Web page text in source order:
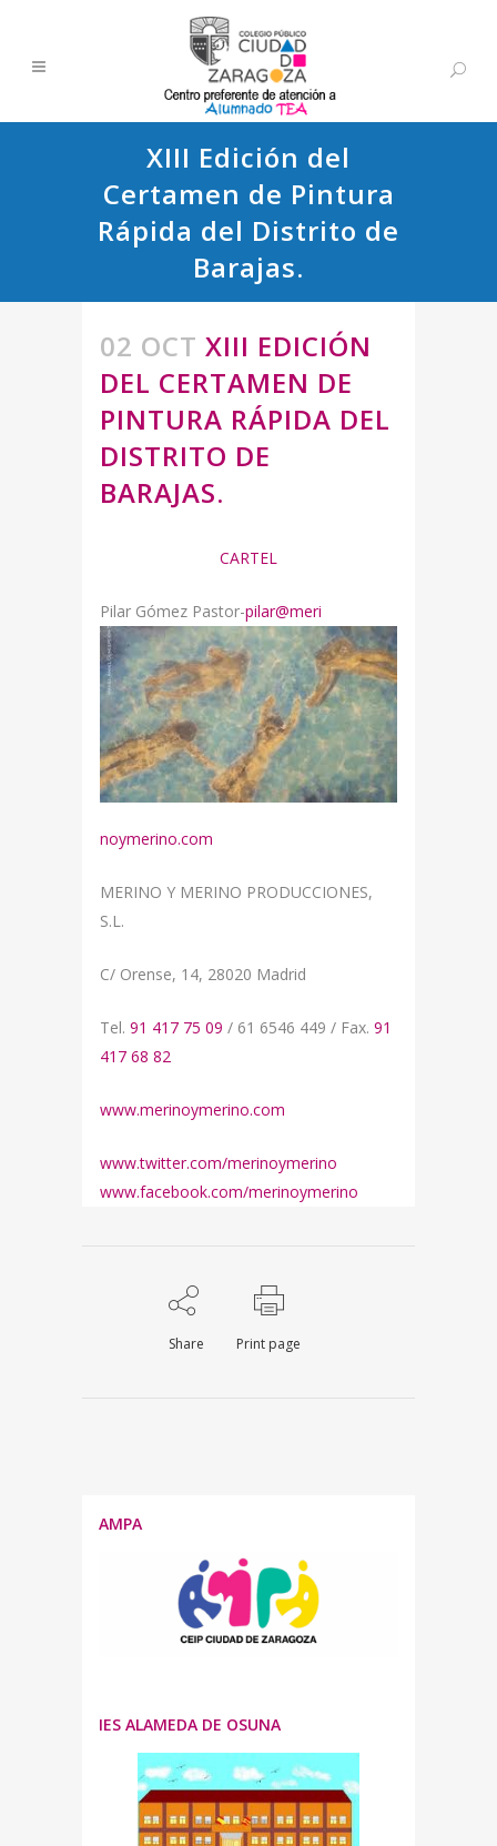
XIII Edición del
Certamen de Pintura
Rápida del Distrito de
Barajas.
02 OCT XIII EDICIÓN
DEL CERTAMEN DE
PINTURA RÁPIDA DEL
DISTRITO DE
BARAJAS.
CARTEL
Pilar Gómez Pastor-pilar@meri
noymerino.com
MERINO Y MERINO PRODUCCIONES,
S.L.
C/ Orense, 14, 28020 Madrid
Tel. 91 417 75 09 / 61 6546 449 / Fax. 91
417 68 82
www.merinoymerino.com
www.twitter.com/merinoymerino
www.facebook.com/merinoymerino
Share Print page
AMPA
IES ALAMEDA DE OSUNA